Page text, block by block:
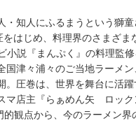
・知人にふるまうという獅
はじめ、料理界のさまざま
小説『まんぷく』の料理監
津々浦々のご当地ラーメ
圧巻は、世界を舞台に活躍
マ店主『らぁめん矢 ロック
観点から、今のラーメン界